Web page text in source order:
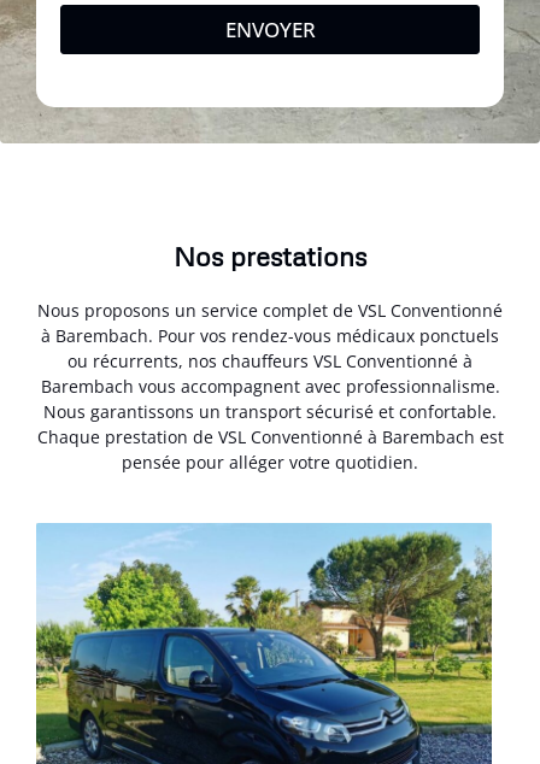
ENVOYER
Nos prestations
Nous proposons un service complet de VSL Conventionné
à Barembach. Pour vos rendez-vous médicaux ponctuels
ou récurrents, nos chauffeurs VSL Conventionné à
Barembach vous accompagnent avec professionnalisme.
Nous garantissons un transport sécurisé et confortable.
Chaque prestation de VSL Conventionné à Barembach est
pensée pour alléger votre quotidien.